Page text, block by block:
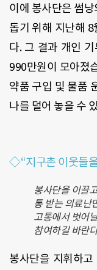
이에 봉사단은 썸
돕기 위해 지난해
다. 그 결과 개인
990만원이 모아졌
약품 구입 및 물품
나를 덜어 놓을 수
◇“지구촌 이웃들을
봉사단을 이끌
통 받는 의료난
고통에서 벗어
참여하길 바란
봉사단을 지휘하